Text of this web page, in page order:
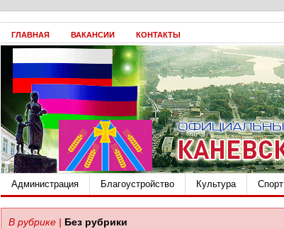
ГЛАВНАЯ ВАКАНСИИ КОНТАКТЫ
Администрация Благоустройство Культура Спорт
В рубрике | Без рубрики